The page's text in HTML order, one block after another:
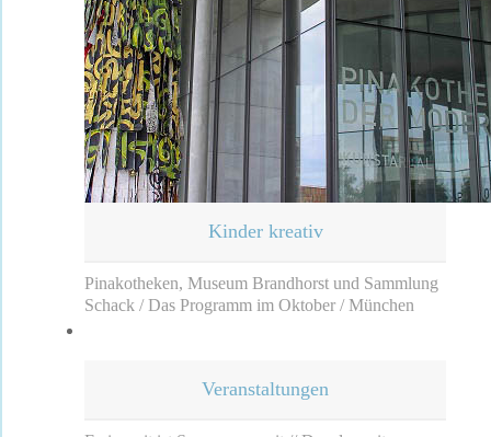
Kinder kreativ
Pinakotheken, Museum Brandhorst und Sammlung
Schack / Das Programm im Oktober / München
Veranstaltungen